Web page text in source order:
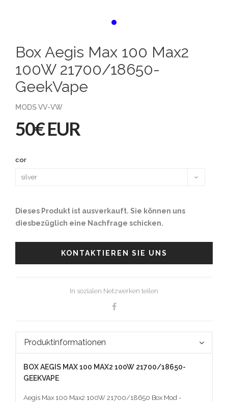
Box Aegis Max 100 Max2
100W 21700/18650-
GeekVape
MODS VV-VW
50€ EUR
cor
Dieses Produkt ist ausverkauft. Sie können uns
diesbezüglich eine Nachfrage schicken.
KONTAKTIEREN SIE UNS
In sozialen Netzwerken teilen
Produktinformationen
BOX AEGIS MAX 100 MAX2 100W 21700/18650-
GEEKVAPE
Aegis Max 100 Max2 100W 21700/18650 Box Mod -